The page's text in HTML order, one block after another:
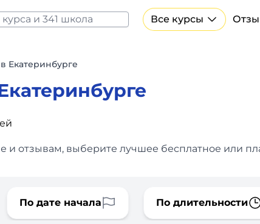
Все курсы
Екатеринбурге
и отзывам, выберите лучшее бесплатное или
По дате начала По длительности
Курсы по нейросетям
Бесплатно